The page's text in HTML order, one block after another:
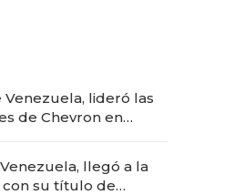
Venezuela, lideró las
de Chevron en
llegó a la
su título de